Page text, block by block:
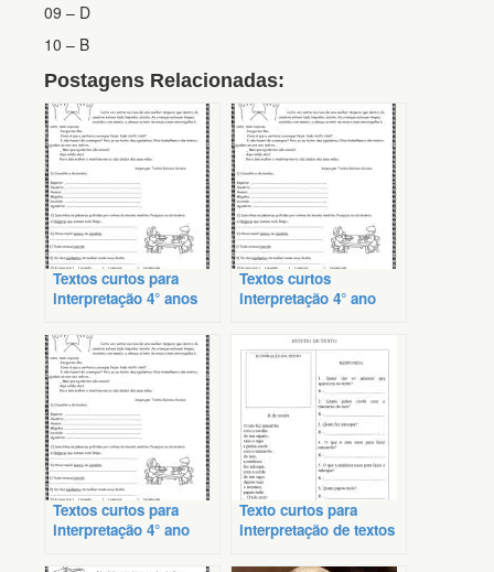
09 – D
10 – B
Postagens Relacionadas:
Textos curtos para
interpretação 4° anos
Textos curtos
interpretação 4° ano
Textos curtos para
interpretação 4° ano
Texto curtos para
interpretação de textos